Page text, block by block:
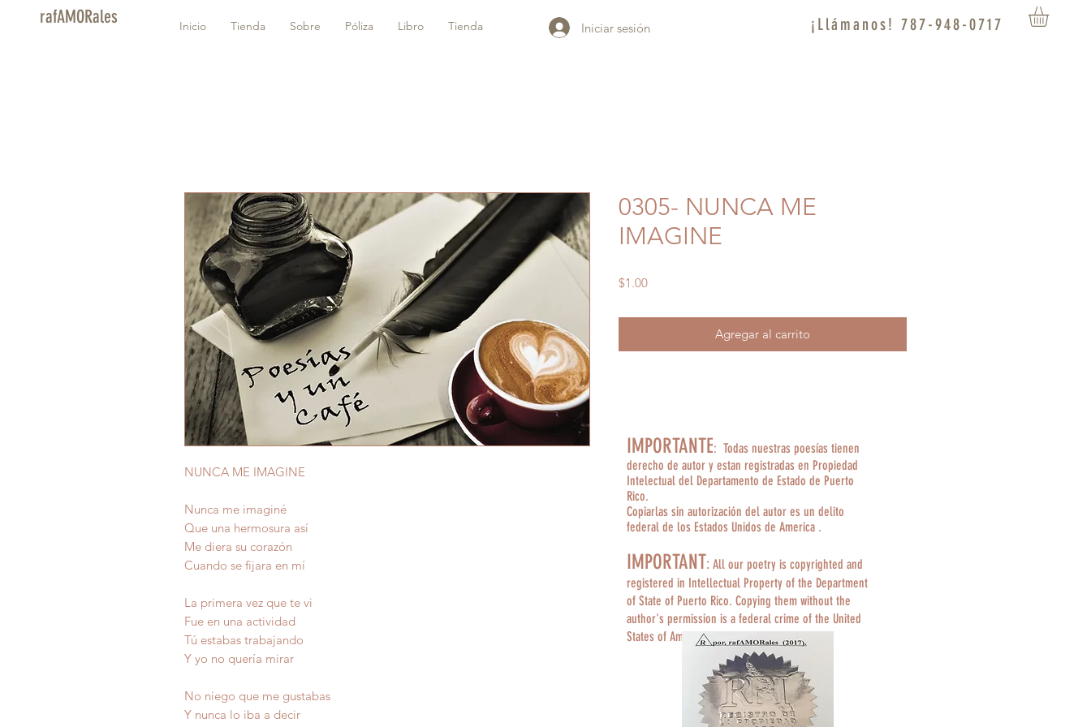
rafAMORales Inicio Tienda Sobre Póliza Libro Tienda Iniciar sesión ¡Llámanos! 787-948-0717
NUNCA ME IMAGINE
Nunca me imaginé
Que una hermosura así
Me diera su corazón
Cuando se fijara en mí
La primera vez que te vi
Fue en una actividad
Tú estabas trabajando
Y yo no quería mirar
No niego que me gustabas
Y nunca lo iba a decir
0305- NUNCA ME
IMAGINE
$1.00Precio
Agregar al carrito
IMPORTANTE: Todas nuestras poesías tienen
derecho de autor y estan registradas en Propiedad
Intelectual del Departamento de Estado de Puerto
Rico.
Copiarlas sin autorización del autor es un delito
federal de los Estados Unidos de America .
IMPORTANT: All our poetry is copyrighted and
registered in Intellectual Property of the Department
of State of Puerto Rico. Copying them without the
author's permission is a federal crime of the United
States of America.